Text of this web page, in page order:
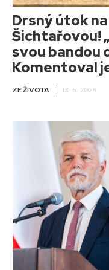
Drsný útok
Šichtařovou!
svou bandou
Komentoval
ZE ŽIVOTA 13. 5. 2025